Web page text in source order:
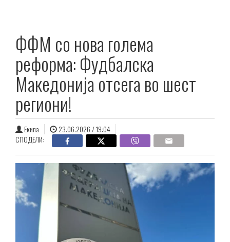
ФФМ со нова голема
реформа: Фудбалска
Македонија отсега во шест
региони!
Екипа
23.06.2026 / 19:04
СПОДЕЛИ: